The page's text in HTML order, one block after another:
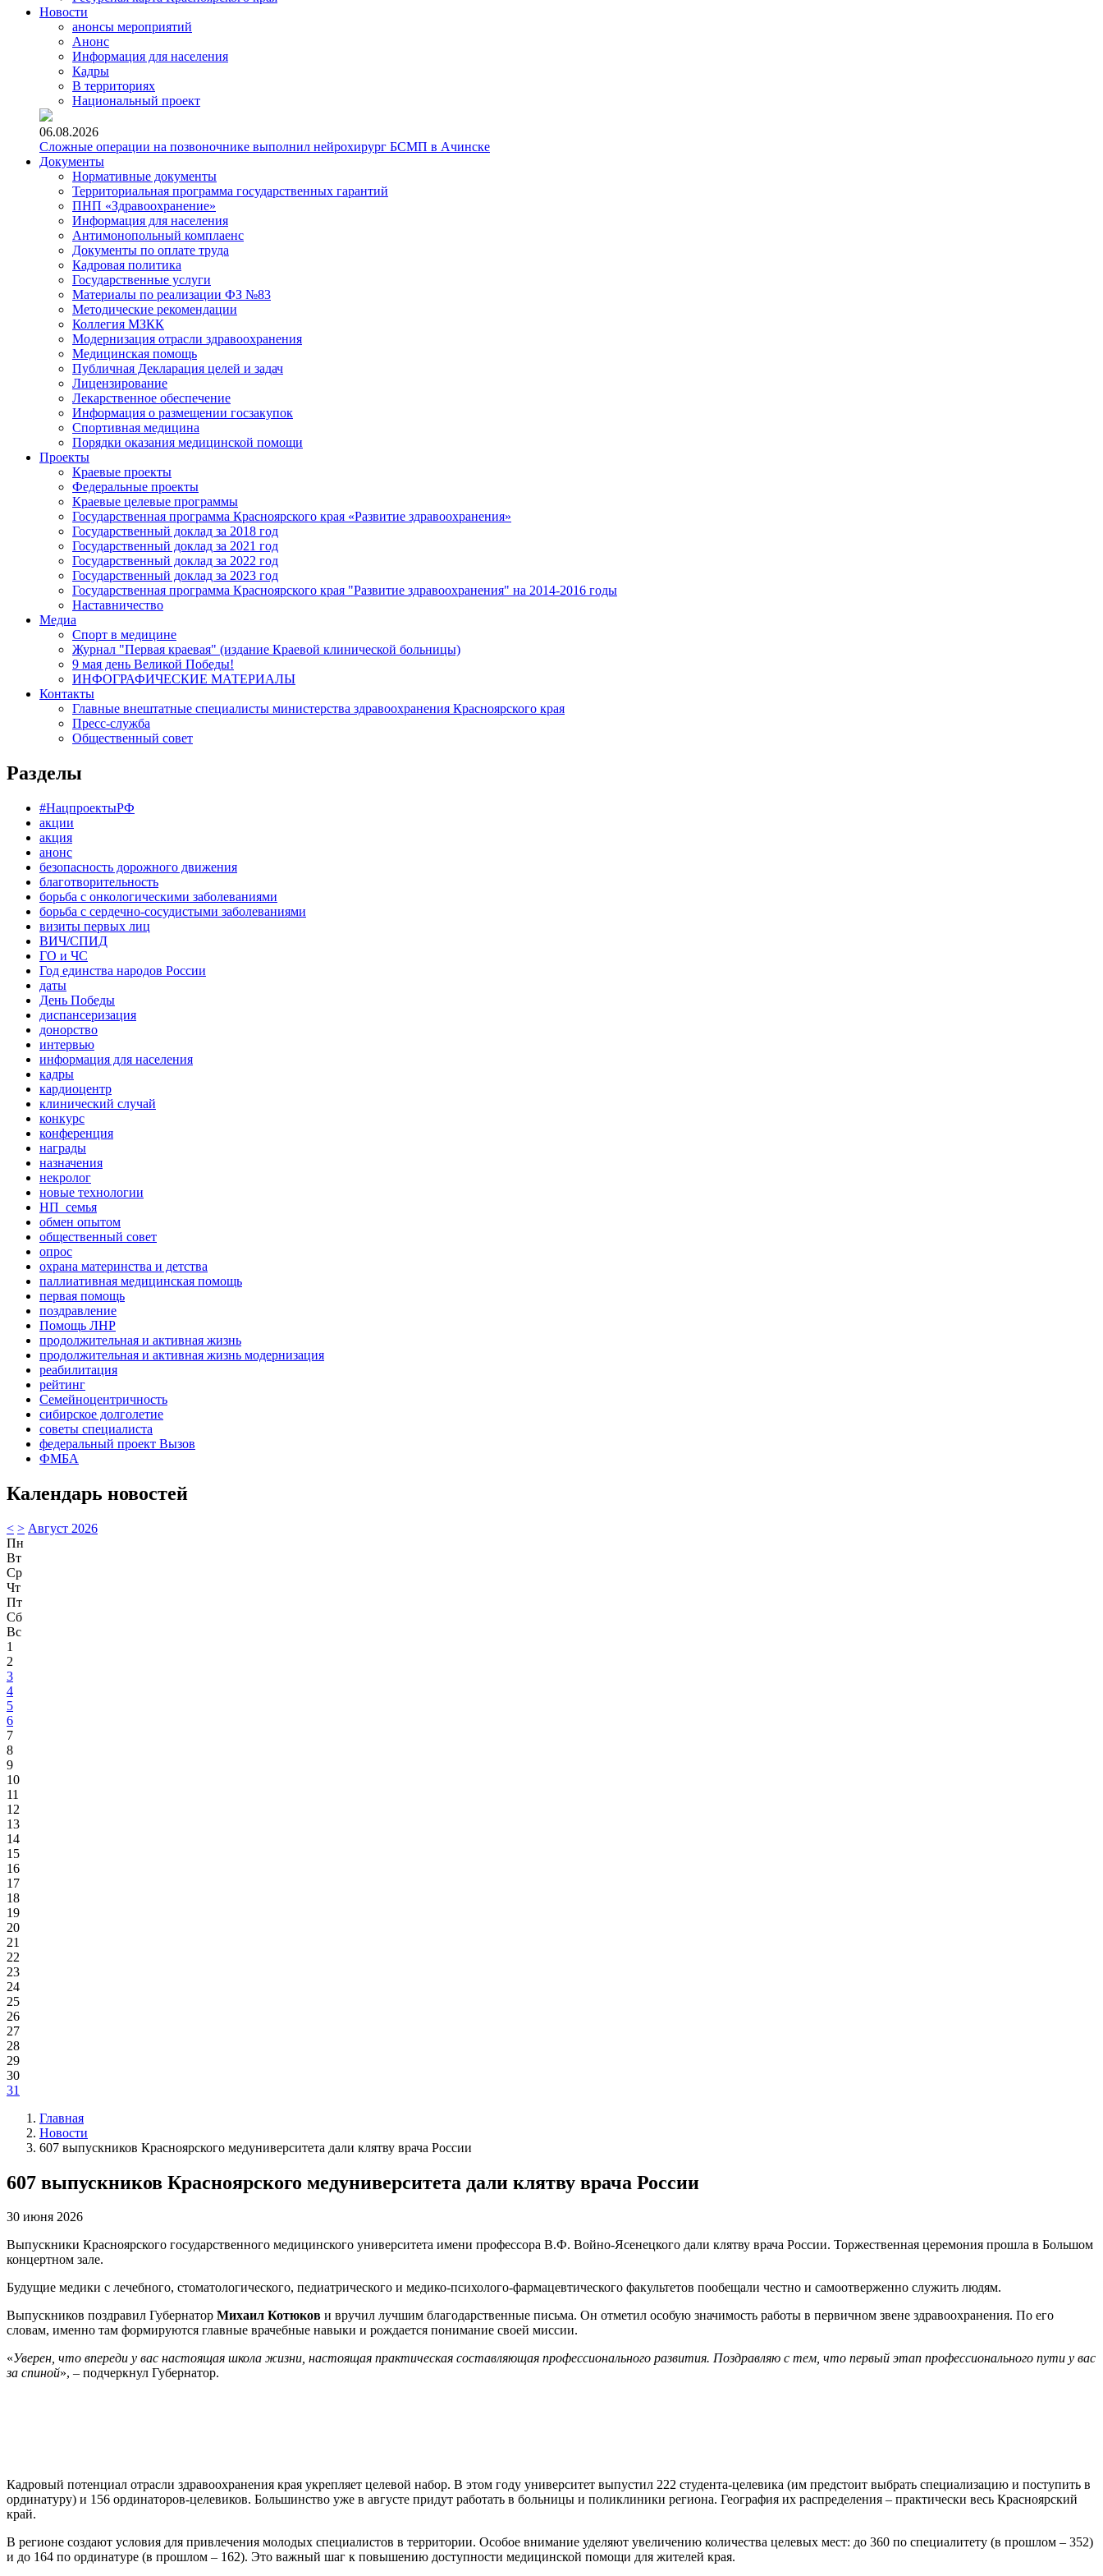
Новости
анонсы мероприятий
Анонс
Информация для населения
Кадры
В территориях
Национальный проект
06.08.2026
Сложные операции на позвоночнике выполнил нейрохирург БСМП в Ачинске
Документы
Нормативные документы
Территориальная программа государственных гарантий
ПНП «Здравоохранение»
Информация для населения
Антимонопольный комплаенс
Документы по оплате труда
Кадровая политика
Государственные услуги
Материалы по реализации ФЗ №83
Методические рекомендации
Коллегия МЗКК
Модернизация отрасли здравоохранения
Медицинская помощь
Публичная Декларация целей и задач
Лицензирование
Лекарственное обеспечение
Информация о размещении госзакупок
Спортивная медицина
Порядки оказания медицинской помощи
Проекты
Краевые проекты
Федеральные проекты
Краевые целевые программы
Государственная программа Красноярского края «Развитие здравоохранения»
Государственный доклад за 2018 год
Государственный доклад за 2021 год
Государственный доклад за 2022 год
Государственный доклад за 2023 год
Государственная программа Красноярского края "Развитие здравоохранения" на 2014-2016 годы
Наставничество
Медиа
Спорт в медицине
Журнал "Первая краевая" (издание Краевой клинической больницы)
9 мая день Великой Победы!
ИНФОГРАФИЧЕСКИЕ МАТЕРИАЛЫ
Контакты
Главные внештатные специалисты министерства здравоохранения Красноярского края
Пресс-служба
Общественный совет
Разделы
#НацпроектыРФ
акции
акция
анонс
безопасность дорожного движения
благотворительность
борьба с онкологическими заболеваниями
борьба с сердечно-сосудистыми заболеваниями
визиты первых лиц
ВИЧ/СПИД
ГО и ЧС
Год единства народов России
даты
День Победы
диспансеризация
донорство
интервью
информация для населения
кадры
кардиоцентр
клинический случай
конкурс
конференция
награды
назначения
некролог
новые технологии
НП_семья
обмен опытом
общественный совет
опрос
охрана материнства и детства
паллиативная медицинская помощь
первая помощь
поздравление
Помощь ЛНР
продолжительная и активная жизнь
продолжительная и активная жизнь модернизация
реабилитация
рейтинг
Семейноцентричность
сибирское долголетие
советы специалиста
федеральный проект Вызов
ФМБА
Календарь новостей
< > Август 2026
Пн
Вт
Ср
Чт
Пт
Сб
Вс
1
2
3
4
5
6
7
8
9
10
11
12
13
14
15
16
17
18
19
20
21
22
23
24
25
26
27
28
29
30
31
Главная
Новости
607 выпускников Красноярского медуниверситета дали клятву врача России
607 выпускников Красноярского медуниверситета дали клятву врача России
30 июня 2026
Выпускники Красноярского государственного медицинского университета имени профессора В.Ф. Войно-Ясенецкого дали клятву врача России. Торжественная церемония прошла в Большом
концертном зале.
Будущие медики с лечебного, стоматологического, педиатрического и медико-психолого-фармацевтического факультетов пообещали честно и самоотверженно служить людям.
Выпускников поздравил Губернатор Михаил Котюков и вручил лучшим благодарственные письма. Он отметил особую значимость работы в первичном звене здравоохранения. По его
словам, именно там формируются главные врачебные навыки и рождается понимание своей миссии.
«Уверен, что впереди у вас настоящая школа жизни, настоящая практическая составляющая профессионального развития. Поздравляю с тем, что первый этап профессионального пути у вас
за спиной», – подчеркнул Губернатор.
Кадровый потенциал отрасли здравоохранения края укрепляет целевой набор. В этом году университет выпустил 222 студента-целевика (им предстоит выбрать специализацию и поступить в
ординатуру) и 156 ординаторов-целевиков. Большинство уже в августе придут работать в больницы и поликлиники региона. География их распределения – практически весь Красноярский
край.
В регионе создают условия для привлечения молодых специалистов в территории. Особое внимание уделяют увеличению количества целевых мест: до 360 по специалитету (в прошлом – 352)
и до 164 по ординатуре (в прошлом – 162). Это важный шаг к повышению доступности медицинской помощи для жителей края.